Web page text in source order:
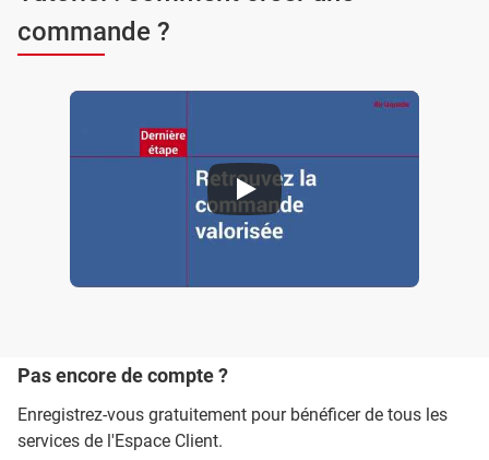
commande ?
Pas encore de compte ?
Enregistrez-vous gratuitement pour bénéficer de tous les
services de l'Espace Client.